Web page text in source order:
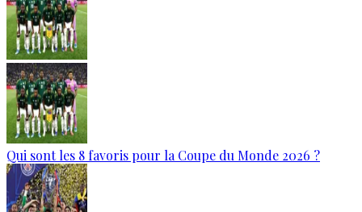
Qui sont les 8 favoris pour la Coupe du Monde 2026 ?